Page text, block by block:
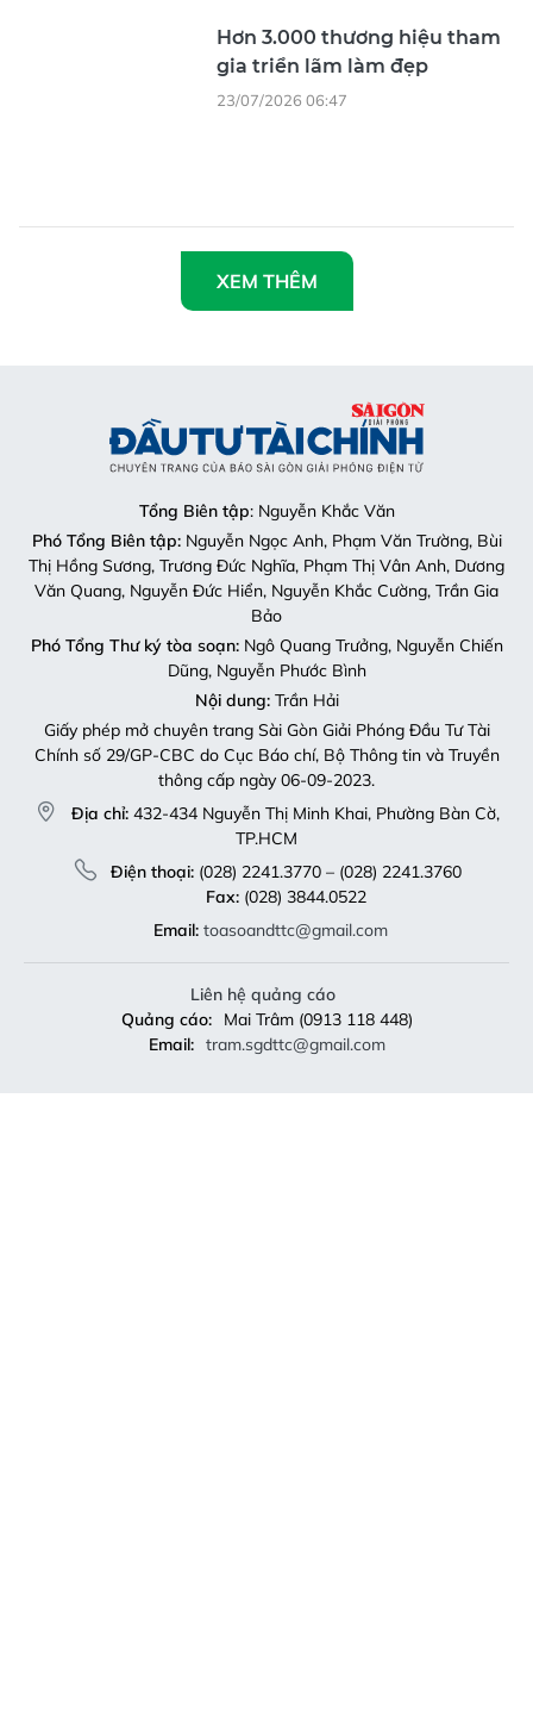
XEM THÊM
Tổng Biên tập : Nguyễn Khắc Văn
Nguyễn Ngọc Anh, Phạm Văn Trường, Bùi
Ngô Quang Trưởng, Nguyễn Chiến
Dũng, Nguyễn Phước Bình
Nội dung:Trần Hải
Chính số 29/GP-CBC do Cục Báo chí, Bộ Thông tin và Truyền
thông cấp ngày 06-09-2023.
Địa chỉ:432-434 Nguyễn Thị Minh Khai, Phường Bàn Cờ,
TP.HCM
Điện thoại:
(028) 2241.3770 – (028) 2241.3760
Fax:(028) 3844.0522
Email: toasoandttc@gmail.com
Liên hệ quảng cáo
Quảng cáo: Mai Trâm (0913 118 448)
Email: tram.sgdttc@gmail.com